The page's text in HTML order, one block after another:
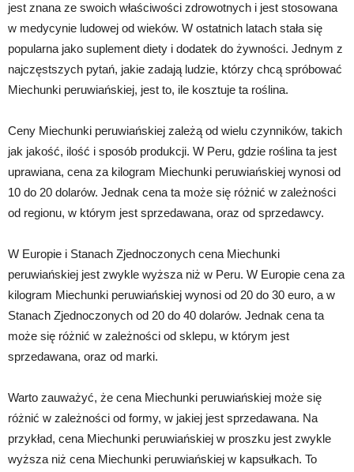
jest znana ze swoich właściwości zdrowotnych i jest stosowana
w medycynie ludowej od wieków. W ostatnich latach stała się
popularna jako suplement diety i dodatek do żywności. Jednym z
najczęstszych pytań, jakie zadają ludzie, którzy chcą spróbować
Miechunki peruwiańskiej, jest to, ile kosztuje ta roślina.
Ceny Miechunki peruwiańskiej zależą od wielu czynników, takich
jak jakość, ilość i sposób produkcji. W Peru, gdzie roślina ta jest
uprawiana, cena za kilogram Miechunki peruwiańskiej wynosi od
10 do 20 dolarów. Jednak cena ta może się różnić w zależności
od regionu, w którym jest sprzedawana, oraz od sprzedawcy.
W Europie i Stanach Zjednoczonych cena Miechunki
peruwiańskiej jest zwykle wyższa niż w Peru. W Europie cena za
kilogram Miechunki peruwiańskiej wynosi od 20 do 30 euro, a w
Stanach Zjednoczonych od 20 do 40 dolarów. Jednak cena ta
może się różnić w zależności od sklepu, w którym jest
sprzedawana, oraz od marki.
Warto zauważyć, że cena Miechunki peruwiańskiej może się
różnić w zależności od formy, w jakiej jest sprzedawana. Na
przykład, cena Miechunki peruwiańskiej w proszku jest zwykle
wyższa niż cena Miechunki peruwiańskiej w kapsułkach. To